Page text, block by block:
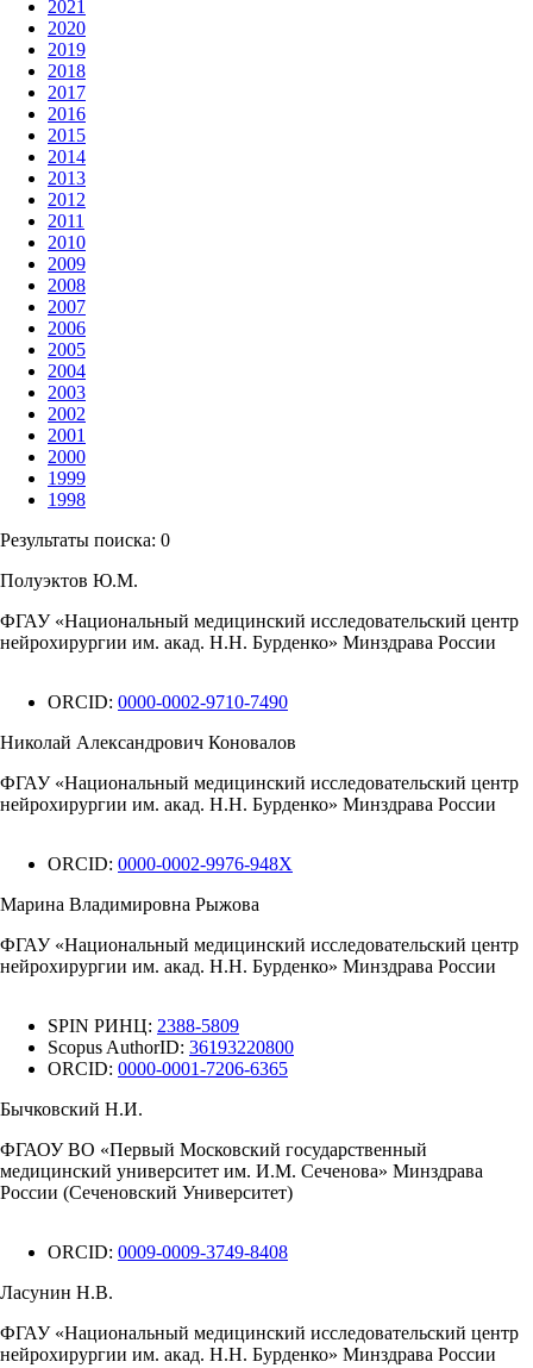
2021
2020
2019
2018
2017
2016
2015
2014
2013
2012
2011
2010
2009
2008
2007
2006
2005
2004
2003
2002
2001
2000
1999
1998
Результаты поиска: 0
Полуэктов Ю.М.
ФГАУ «Национальный медицинский исследовательский центр
нейрохирургии им. акад. Н.Н. Бурденко» Минздрава России
ORCID: 0000-0002-9710-7490
Николай Александрович Коновалов
ФГАУ «Национальный медицинский исследовательский центр
нейрохирургии им. акад. Н.Н. Бурденко» Минздрава России
ORCID: 0000-0002-9976-948X
Марина Владимировна Рыжова
ФГАУ «Национальный медицинский исследовательский центр
нейрохирургии им. акад. Н.Н. Бурденко» Минздрава России
SPIN РИНЦ: 2388-5809
Scopus AuthorID: 36193220800
ORCID: 0000-0001-7206-6365
Бычковский Н.И.
ФГАОУ ВО «Первый Московский государственный
медицинский университет им. И.М. Сеченова» Минздрава
России (Сеченовский Университет)
ORCID: 0009-0009-3749-8408
Ласунин Н.В.
ФГАУ «Национальный медицинский исследовательский центр
нейрохирургии им. акад. Н.Н. Бурденко» Минздрава России